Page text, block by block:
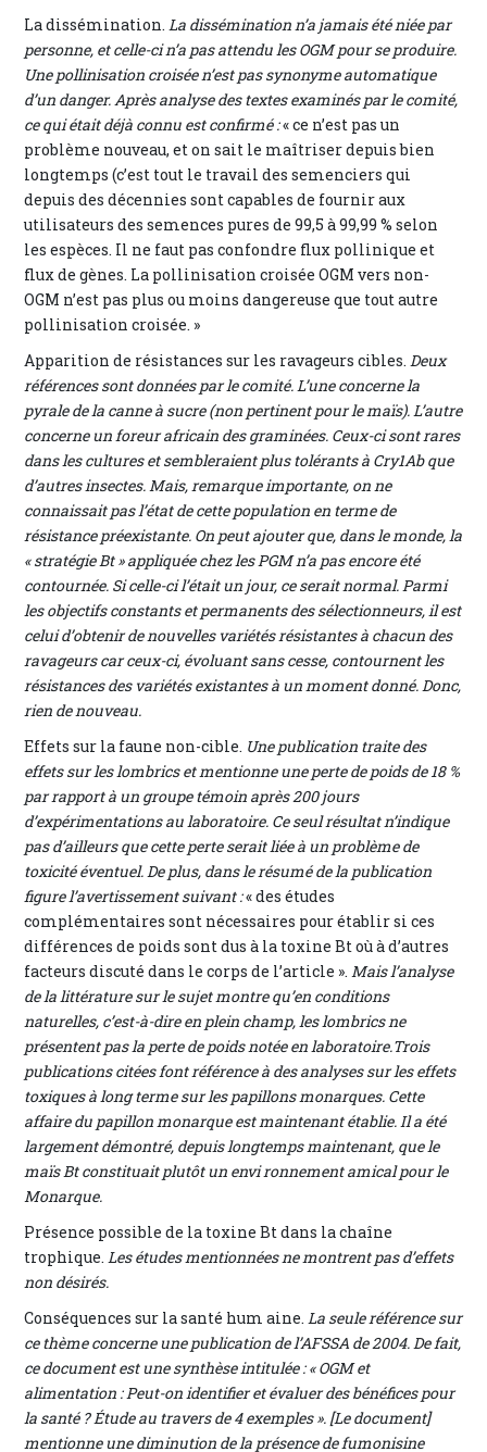
La dissémination.La dissémination n’a jamais été niée par
personne, et celle-ci n’a pas attendu les OGM pour se produire.
Une pollinisation croisée n’est pas synonyme automatique
d’un danger. Après analyse des textes examinés par le comité,
ce qui était déjà connu est confirmé :« ce n’est pas un
problème nouveau, et on sait le maîtriser depuis bien
longtemps (c’est tout le travail des semenciers qui
depuis des décennies sont capables de fournir aux
utilisateurs des semences pures de 99,5 à 99,99 % selon
les espèces. Il ne faut pas confondre flux pollinique et
flux de gènes. La pollinisation croisée OGM vers non-
OGM n’est pas plus ou moins dangereuse que tout autre
pollinisation croisée. »
Apparition de résistances sur les ravageurs cibles.Deux
références sont données par le comité. L’une concerne la
pyrale de la canne à sucre (non pertinent pour le maïs). L’autre
concerne un foreur africain des graminées. Ceux-ci sont rares
dans les cultures et sembleraient plus tolérants à Cry1Ab que
d’autres insectes. Mais, remarque importante, on ne
connaissait pas l’état de cette population en terme de
résistance préexistante. On peut ajouter que, dans le monde, la
« stratégie Bt » appliquée chez les PGM n’a pas encore été
contournée. Si celle-ci l’était un jour, ce serait normal. Parmi
les objectifs constants et permanents des sélectionneurs, il est
celui d’obtenir de nouvelles variétés résistantes à chacun des
ravageurs car ceux-ci, évoluant sans cesse, contournent les
résistances des variétés existantes à un moment donné. Donc,
rien de nouveau.
Effets sur la faune non-cible. Une publication traite des
effets sur les lombrics et mentionne une perte de poids de 18 %
par rapport à un groupe témoin après 200 jours
d’expérimentations au laboratoire. Ce seul résultat n’indique
pas d’ailleurs que cette perte serait liée à un problème de
toxicité éventuel. De plus, dans le résumé de la publication
figure l’avertissement suivant :« des études
complémentaires sont nécessaires pour établir si ces
différences de poids sont dus à la toxine Bt où à d’autres
facteurs discuté dans le corps de l’article ».Mais l’analyse
de la littérature sur le sujet montre qu’en conditions
naturelles, c’est-à-dire en plein champ, les lombrics ne
présentent pas la perte de poids notée en laboratoire.Trois
publications citées font référence à des analyses sur les effets
toxiques à long terme sur les papillons monarques. Cette
affaire du papillon monarque est maintenant établie. Il a été
largement démontré, depuis longtemps maintenant, que le
maïs Bt constituait plutôt un envi ronnement amical pour le
Monarque.
Présence possible de la toxine Bt dans la chaîne
trophique.Les études mentionnées ne montrent pas d’effets
non désirés.
Conséquences sur la santé hum aine.La seule référence sur
ce thème concerne une publication de l’AFSSA de 2004. De fait,
ce document est une synthèse intitulée : « OGM et
alimentation : Peut-on identifier et évaluer des bénéfices pour
la santé ? Étude au travers de 4 exemples ». [Le document]
mentionne une diminution de la présence de fumonisine